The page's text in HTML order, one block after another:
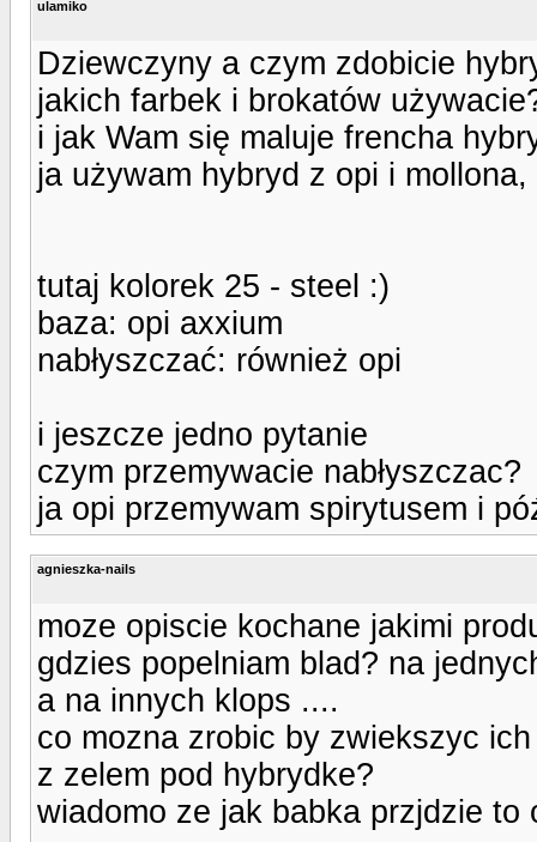
ulamiko
Dziewczyny a czym zdobicie
jakich farbek i brokatów
i jak Wam się maluje frencha
ja używam hybryd z opi i
tutaj kolorek 25 - steel :)
baza: opi axxium
nabłyszczać: również opi
i jeszcze jedno pytanie
czym przemywacie nabłyszczac?
ja opi przemywam spirytusem i
agnieszka-nails
moze opiscie kochane jakimi
gdzies popelniam blad? na
a na innych klops ....
co mozna zrobic by zwiekszyc
z zelem pod hybrydke?
wiadomo ze jak babka przjdzie